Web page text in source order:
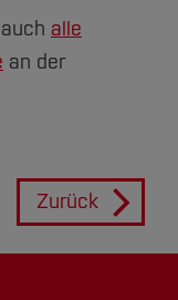
alle
an der
Zurück